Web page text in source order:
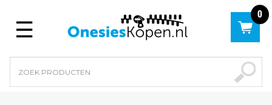
Menu
0